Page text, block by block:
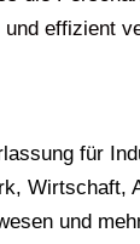
und effizient
für
Wirtschaft,
und